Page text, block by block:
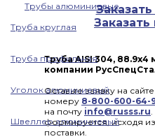
Трубы алюминиевые
Труба круглая
Труба профильная
Уголок алюминиевый
Швеллер алюминиевый
Труба AISI 304,
компании
Оставьте заявку на
номеру 8-800-600-64-
на почту info@russs.ru.
формируется, исходя
поставки.